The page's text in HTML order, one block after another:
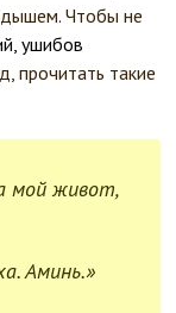
Чтобы не
ушибов
прочитать такие
мой живот,
Аминь.»